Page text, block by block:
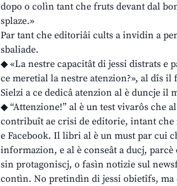
dopo o colìn tant che fruts devant dal
splaze.»
Par tant che editoriâi cults a invidin a
sbaliade.
◆ «La nestre capacitât di jessi distrats e
ce meretial la nestre atenzion?», al dîs
Sielzi a ce dedicâ atenzion al è duncje
◆ “Attenzione!” al è un test vivarôs che
contribuît ae crisi de editorie, intant che
e Facebook. Il libri al è un must par cui
informazion, e al è conseât a ducj,
sin protagoniscj, o fasìn notizie sul
contìn. No pretindìn di jessi obietîfs,